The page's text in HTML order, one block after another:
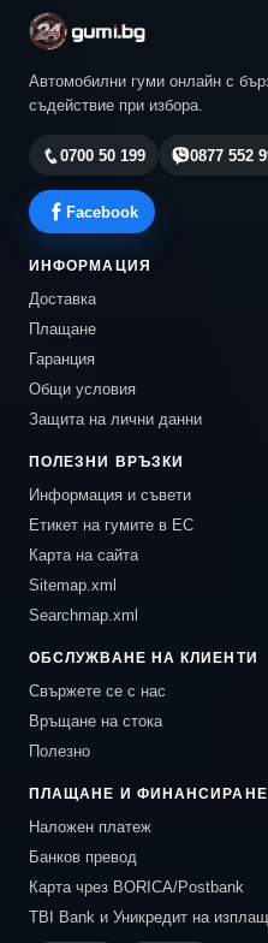
Автомобилни гуми онлайн с
съдействие при избора.
0700 50 199 0877 552
Facebook
ИНФОРМАЦИЯ
Доставка
Плащане
Гаранция
Общи условия
Защита на лични данни
ПОЛЕЗНИ ВРЪЗКИ
Информация и съвети
Етикет на гумите в ЕС
Карта на сайта
Sitemap.xml
Searchmap.xml
ОБСЛУЖВАНЕ НА КЛИЕНТИ
Свържете се с нас
Връщане на стока
Полезно
ПЛАЩАНЕ И ФИНАНСИРАНЕ
Наложен платеж
Банков превод
Карта чрез BORICA/Postbank
TBI Bank и Уникредит на